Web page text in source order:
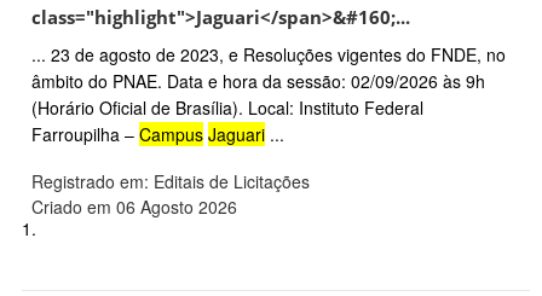
class="highlight">Jaguari</span>&#160;...
... 23 de agosto de 2023, e Resoluções vigentes do FNDE, no
âmbito do PNAE. Data e hora da sessão: 02/09/2026 às 9h
(Horário Oficial de Brasília). Local: Instituto Federal
Farroupilha – Campus Jaguari ...
Registrado em: Editais de Licitações
Criado em 06 Agosto 2026
1.